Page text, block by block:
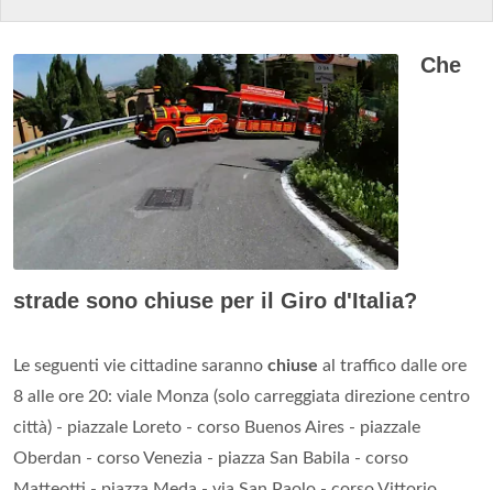
Che
strade sono chiuse per il Giro d'Italia?
Le seguenti vie cittadine saranno chiuse al traffico dalle ore
8 alle ore 20: viale Monza (solo carreggiata direzione centro
città) - piazzale Loreto - corso Buenos Aires - piazzale
Oberdan - corso Venezia - piazza San Babila - corso